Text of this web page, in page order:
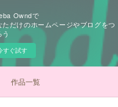
Owndで
ただけのホームページやブログをつ
う
すぐ試す
作品一覧